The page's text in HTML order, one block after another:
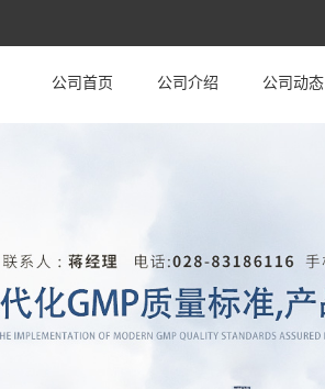
公司首页 公司介绍 公司动态